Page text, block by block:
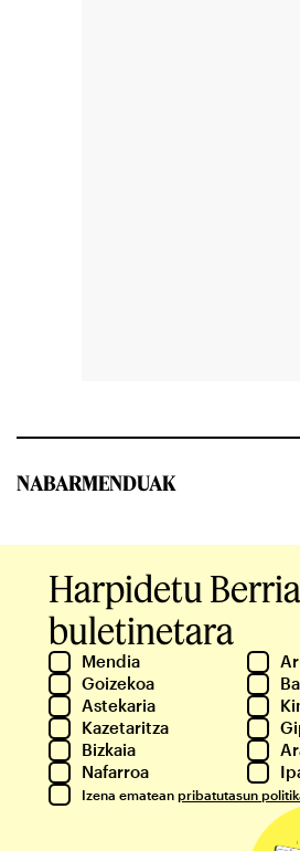
NABARMENDUAK
Harpidetu
buletinetara
Mendia
Goizekoa
Astekaria
Kazetaritza
Bizkaia
Nafarroa
Izena ematean pribatutasun